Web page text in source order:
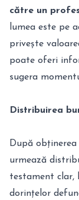
către un
lumea este pe
privește
poate oferi
sugera
Distribuirea
După
urmează
testament clar,
dorințelor